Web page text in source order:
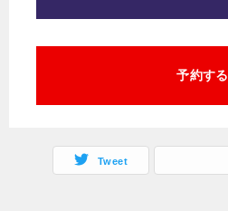
予約する
Tweet